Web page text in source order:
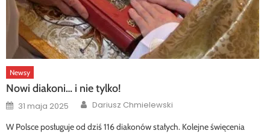
Newsy
Nowi diakoni… i nie tylko!
Posted
on
31 maja 2025 Author
Dariusz Chmielewski
W Polsce posługuje od dziś 116 diakonów stałych. Kolejne święcenia